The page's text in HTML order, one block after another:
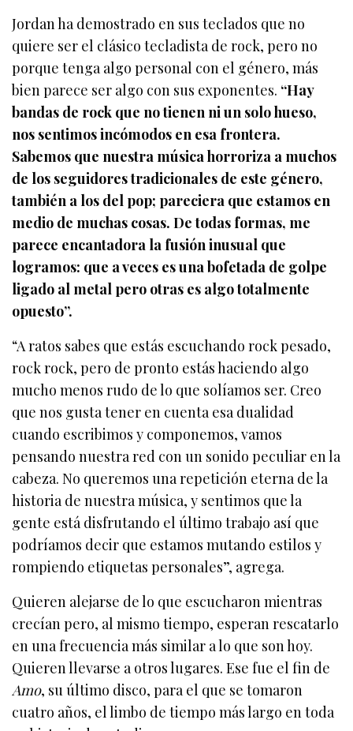
Jordan ha demostrado en sus teclados que no
quiere ser el clásico tecladista de rock, pero no
porque tenga algo personal con el género, más
bien parece ser algo con sus exponentes. “Hay
bandas de rock que no tienen ni un solo hueso,
nos sentimos incómodos en esa frontera.
Sabemos que nuestra música horroriza a muchos
de los seguidores tradicionales de este género,
también a los del pop; pareciera que estamos en
medio de muchas cosas. De todas formas, me
parece encantadora la fusión inusual que
logramos: que a veces es una bofetada de golpe
ligado al metal pero otras es algo totalmente
opuesto”.
“A ratos sabes que estás escuchando rock pesado,
rock rock, pero de pronto estás haciendo algo
mucho menos rudo de lo que solíamos ser. Creo
que nos gusta tener en cuenta esa dualidad
cuando escribimos y componemos, vamos
pensando nuestra red con un sonido peculiar en la
cabeza. No queremos una repetición eterna de la
historia de nuestra música, y sentimos que la
gente está disfrutando el último trabajo así que
podríamos decir que estamos mutando estilos y
rompiendo etiquetas personales”, agrega.
Quieren alejarse de lo que escucharon mientras
crecían pero, al mismo tiempo, esperan rescatarlo
en una frecuencia más similar a lo que son hoy.
Quieren llevarse a otros lugares. Ese fue el fin de
Amo, su último disco, para el que se tomaron
cuatro años, el limbo de tiempo más largo en toda